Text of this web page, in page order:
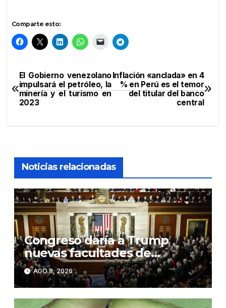
Comparte esto:
Navegación
de
Inflación «anclada» en 4
% en Perú es el temor
del titular del banco
central
El Gobierno venezolano
impulsará el petróleo, la
minería y el turismo en
2023
Noticias relacionadas
Congreso daría a Trump
nuevas facultades de
imponer aranceles
AGO 8, 2026